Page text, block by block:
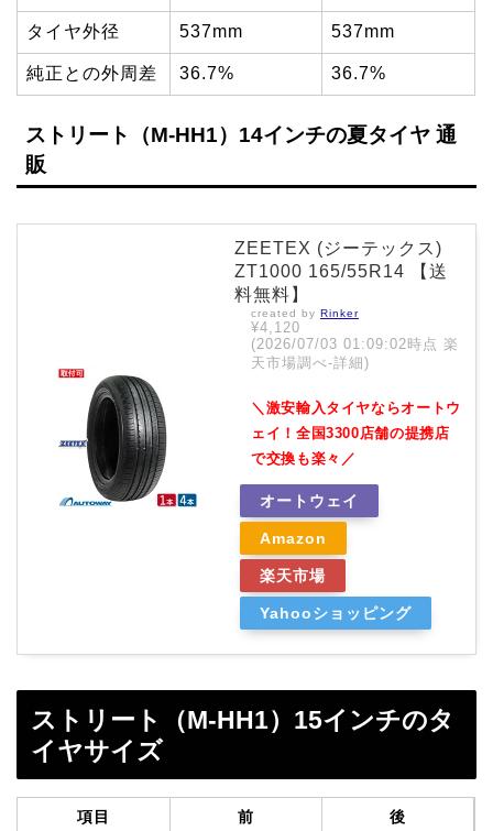
タイヤ外径 537mm 537mm
純正との外周差 36.7% 36.7%
ストリート（M-HH1）14インチの夏タイヤ 通
販
ZEETEX (ジーテックス)
ZT1000 165/55R14 【送
料無料】
created by Rinker
¥4,120
(2026/07/03 01:09:02時点 楽
天市場調べ-詳細)
＼激安輸入タイヤならオートウ
ェイ！全国3300店舗の提携店
で交換も楽々／
オートウェイ
Amazon
楽天市場
Yahooショッピング
ストリート（M-HH1）15インチのタ
イヤサイズ
項目 前 後